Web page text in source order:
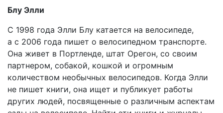
Блу Элли
C 1998 года Элли Блу катается на велосипеде,
а с 2006 года пишет о велосипедном транспорте.
Она живет в Портленде, штат Орегон, со своим
партнером, собакой, кошкой и огромным
количеством необычных велосипедов. Когда Элли
не пишет книги, она ищет и публикует работы
других людей, посвященные о различным аспектам